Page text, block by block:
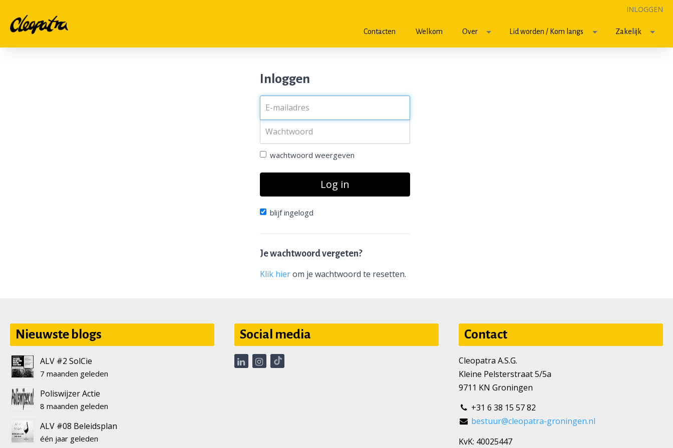
INLOGGEN
Contacten Welkom Over Lid worden / Kom langs Zakelijk
Inloggen
wachtwoord weergeven
Log in
blijf ingelogd
Je wachtwoord vergeten?
Klik hierom je wachtwoord te resetten.
Nieuwste blogs
ALV #2 SolCie
7 maanden geleden
Poliswijzer Actie
8 maanden geleden
ALV #08 Beleidsplan
één jaar geleden
Social media Contact
Cleopatra A.S.G.
Kleine Pelsterstraat 5/5a
9711 KN Groningen
+31 6 38 15 57 82
bestuur@cleopatra-groningen.nl
KvK: 40025447